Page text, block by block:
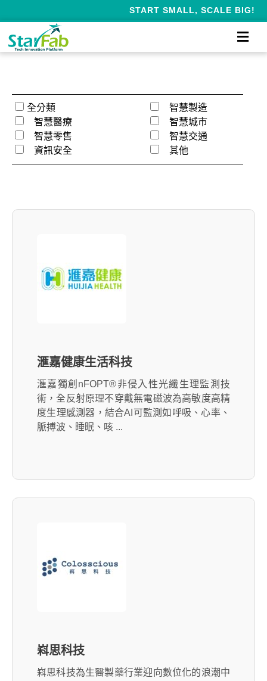
START SMALL, SCALE BIG!
全分類
智慧製造
智慧醫療
智慧城市
智慧零售
智慧交通
資訊安全
其他
滙嘉健康生活科技
滙嘉獨創nFOPT®非侵入性光纖生理監測技
術，全反射原理不穿戴無電磁波為高敏度高精
度生理感測器，結合AI可監測如呼吸、心率、
脈搏波、睡眠、咳 ...
嵙思科技
嵙思科技為生醫製藥行業迎向數位化的浪潮中